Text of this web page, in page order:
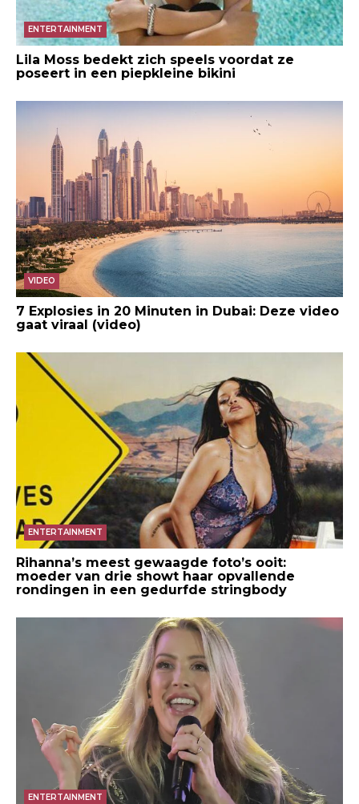
ENTERTAINMENT
Lila Moss bedekt zich speels voordat ze
poseert in een piepkleine bikini
VIDEO
7 Explosies in 20 Minuten in Dubai: Deze video
gaat viraal (video)
ENTERTAINMENT
Rihanna’s meest gewaagde foto’s ooit:
moeder van drie showt haar opvallende
rondingen in een gedurfde stringbody
ENTERTAINMENT